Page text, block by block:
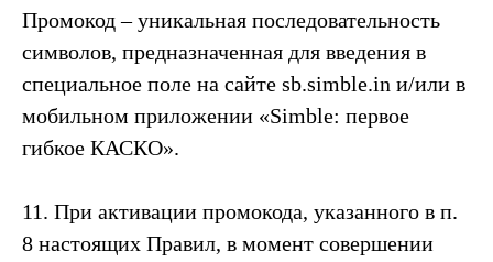
Промокод – уникальная последовательность
символов, предназначенная для введения в
специальное поле на сайте sb.simble.in и/или в
мобильном приложении «Simble: первое
гибкое КАСКО».
11. При активации промокода, указанного в п.
8 настоящих Правил, в момент совершении